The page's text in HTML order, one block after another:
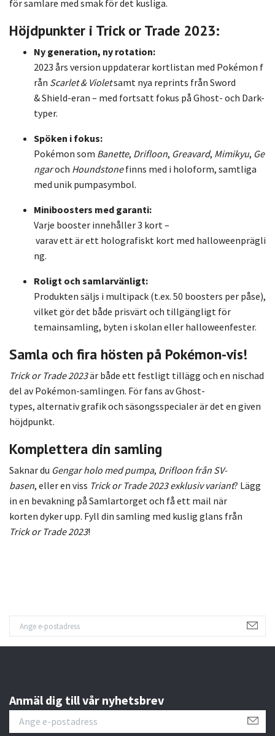
församlare med smak fördet kusliga.
Höjdpunkter i Trick or Trade 2023:
Ny generation, ny rotation:
2023 års version uppdaterar kortlistan med Pokémon f
rån Scarlet & Violetsamt nya reprints från Sword
&Shield-eran – med fortsatt fokus på Ghost- och Dark-
typer.
Spöken i fokus:
Pokémon som Banette, Drifloon, Greavard, Mimikyu, Ge
ngaroch Houndstone finns med i holoform, samtliga
med unik pumpasymbol.
Miniboosters med garanti:
Varje booster innehåller3 kort –
varavett ärett holografiskt kort med halloweenprägli
ng.
Roligt och samlarvänligt:
Produkten säljs i multipack (t.ex. 50 boosters per påse),
vilket gördet både prisvärt och tillgängligt för
temainsamling, byten i skolan eller halloweenfester.
Samla och fira hösten på Pokémon-vis!
Trickor Trade2023är både ett festligt tillägg och en nischad
del avPokémon-samlingen. För fans avGhost-
types, alternativgrafikoch säsongsspecialerärdet en given
höjdpunkt.
Komplettera din samling
Saknardu Gengarholo medpumpa, Drifloon från SV-
basen, elleren viss Trickor Trade2023exklusivvariant? Lägg
in en bevakning på Samlartorget och få ett mail när
korten dykerupp. Fyll din samling med kuslig glans från
Trickor Trade2023!
Anmäl dig till vår nyhetsbrev